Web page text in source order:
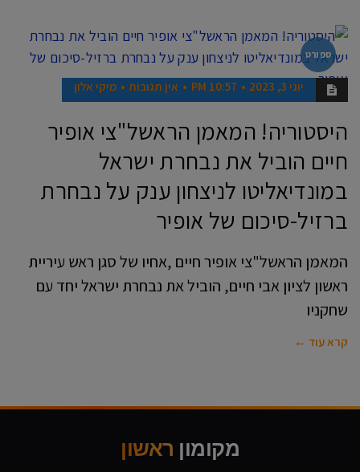
ספורט
יוני 3, 2023 10:57 PM אין תגובות מיקי אלון
היסטוריה! המאמן הראשל"צי אופיר
חיים הוביל את נבחרת ישראל
במונדיאליטו לניצחון ענק על נבחרת
ברזיל-סיכום של אופיר
המאמן הראשל"צי אופיר חיים ,אחיו של סגן ראש עיריית
ראשון לציון אבי חיים, הוביל את נבחרת ישראל יחד עם
שחקניו
קרא עוד ←
מקומון ראשון